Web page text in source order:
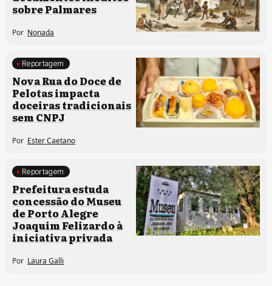
sobre Palmares
Por Nonada
Memória e patrimônio
Reportagem
Nova Rua do Doce de
Pelotas impacta
doceiras tradicionais
sem CNPJ
Por Ester Caetano
Políticas culturais
Reportagem
Prefeitura estuda
concessão do Museu
de Porto Alegre
Joaquim Felizardo à
iniciativa privada
Por Laura Galli